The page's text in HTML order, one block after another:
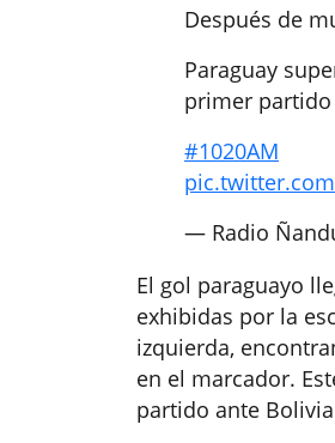
Después de
Paraguay
primer
#1020AM
— Radio
El gol paraguayo
exhibidas por la
izquierda,
en el marcador.
partido ante